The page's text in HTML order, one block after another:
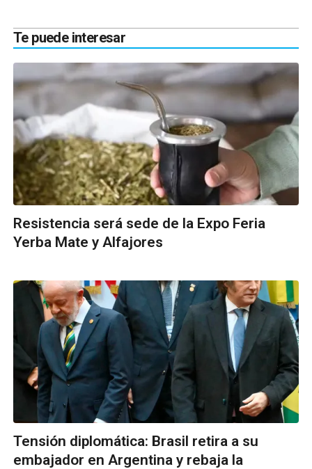
Te puede interesar
Resistencia será sede de la Expo Feria
Yerba Mate y Alfajores
Tensión diplomática: Brasil retira a su
embajador en Argentina y rebaja la